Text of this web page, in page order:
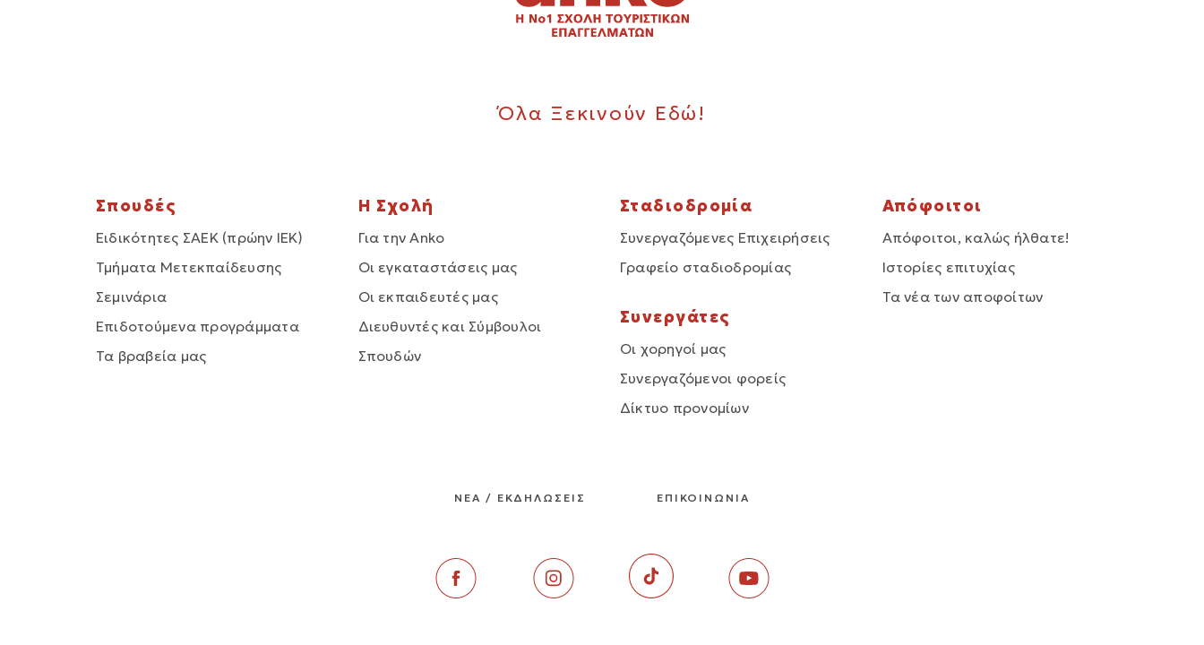
Όλα Ξεκινούν Εδώ!
Σπουδές
Ειδικότητες ΣΑΕΚ (πρώην ΙΕΚ)
Τμήματα Μετεκπαίδευσης
Σεμινάρια
Επιδοτούμενα προγράμματα
Τα βραβεία μας
Η Σχολή
Για την Anko
Οι εγκαταστάσεις μας
Οι εκπαιδευτές μας
Διευθυντές και Σύμβουλοι
Σπουδών
Σταδιοδρομία
Συνεργαζόμενες Επιχειρήσεις
Γραφείο σταδιοδρομίας
Συνεργάτες
Οι χορηγοί μας
Συνεργαζόμενοι φορείς
Δίκτυο προνομίων
Απόφοιτοι
Απόφοιτοι, καλώς ήλθατε!
Ιστορίες επιτυχίας
Τα νέα των αποφοίτων
ΝΕΑ / ΕΚΔΗΛΩΣΕΙΣ ΕΠΙΚΟΙΝΩΝΙΑ